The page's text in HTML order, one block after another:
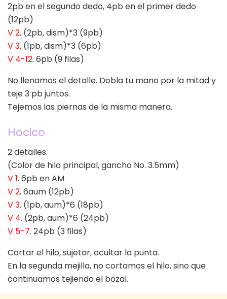
2pb en el segundo dedo, 4pb en el primer dedo
(12pb)
V 2. (2pb, dism)*3 (9pb)
V 3. (1pb, dism)*3 (6pb)
V 4-12. 6pb (9 filas)
No llenamos el detalle. Dobla tu mano por la mitad y
teje 3 pb juntos.
Tejemos las piernas de la misma manera.
Hocico
2 detalles.
(Color de hilo principal, gancho No. 3.5mm)
V 1. 6pb en AM
V 2. 6aum (12pb)
V 3. (1pb, aum)*6 (18pb)
V 4. (2pb, aum)*6 (24pb)
V 5-7. 24pb (3 filas)
Cortar el hilo, sujetar, ocultar la punta.
En la segunda mejilla, no cortamos el hilo, sino que
continuamos tejiendo el bozal.